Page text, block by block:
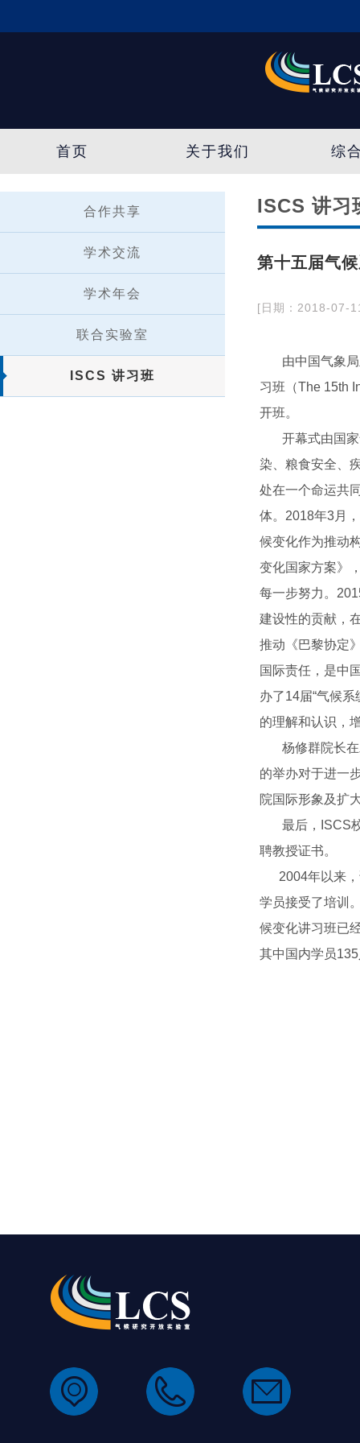
首页 关于我们 综
合作共享
学术交流
学术年会
联合实验室
ISCS 讲习班
ISCS 讲习
第十五届气
[日期：2018-07-
由中国气象局
习班（The 15th
开班。
开幕式由国家
染、粮食安全、
处在一个命运共
体。2018年3月
候变化作为推动
变化国家方案》
每一步努力。
建设性的贡献，
推动《巴黎协定
国际责任，是中
办了14届“气候
的理解和认识，
杨修群院长在
的举办对于进一
院国际形象及扩
最后，ISCS校
聘教授证书。
2004年以来，
学员接受了培训
候变化讲习班已
其中国内学员